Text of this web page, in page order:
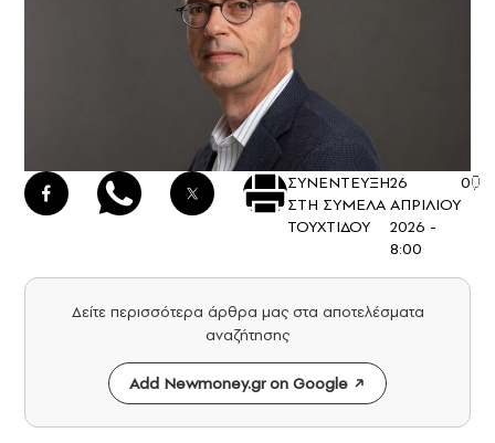
ΣΥΝΕΝΤΕΥΞΗ
ΣΤΗ ΣΥΜΕΛΑ
ΤΟΥΧΤΙΔΟΥ
26
ΑΠΡΙΛΙΟΥ
2026 -
8:00
0
Δείτε περισσότερα άρθρα μας στα αποτελέσματα
αναζήτησης
Add Newmoney.gr on Google